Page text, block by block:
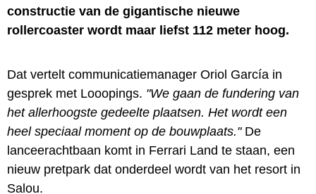
constructie van de gigantische nieuwe
rollercoaster wordt maar liefst 112 meter hoog.
Dat vertelt communicatiemanager Oriol García in
gesprek met Looopings. "We gaan de fundering van
het allerhoogste gedeelte plaatsen. Het wordt een
heel speciaal moment op de bouwplaats."De
lanceerachtbaan komt in Ferrari Land te staan, een
nieuw pretpark dat onderdeel wordt van het resort in
Salou.